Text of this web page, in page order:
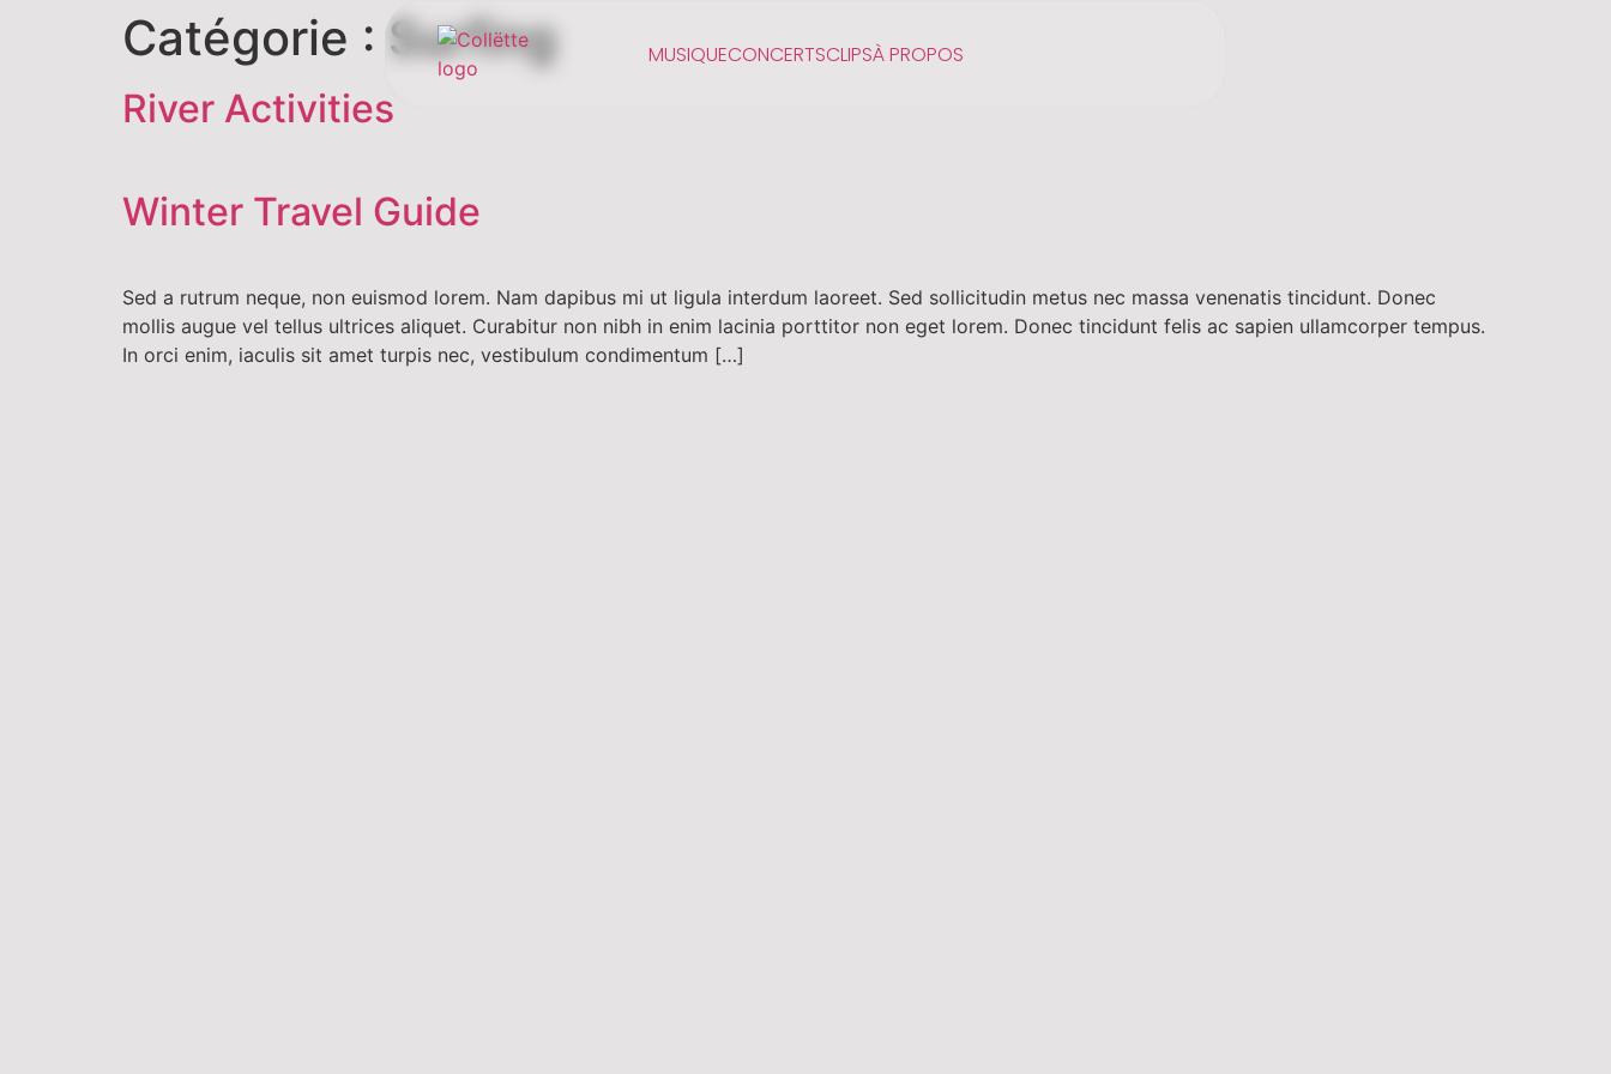
MUSIQUECONCERTSCLIPSÀ PROPOS
Catégorie : Surfing
River Activities
Winter Travel Guide
Sed a rutrum neque, non euismod lorem. Nam dapibus mi ut ligula interdum laoreet. Sed sollicitudin metus nec massa venenatis tincidunt. Donec
mollis augue vel tellus ultrices aliquet. Curabitur non nibh in enim lacinia porttitor non eget lorem. Donec tincidunt felis ac sapien ullamcorper tempus.
In orci enim, iaculis sit amet turpis nec, vestibulum condimentum […]